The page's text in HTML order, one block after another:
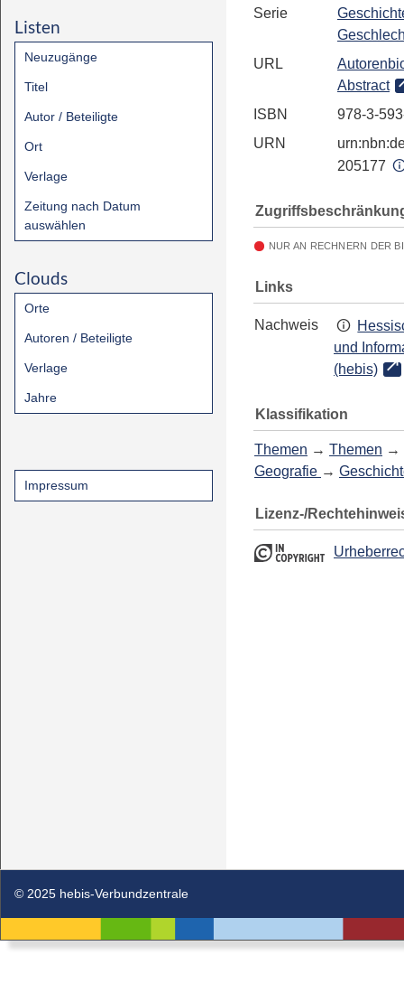
Listen
Neuzugänge
Titel
Autor / Beteiligte
Ort
Verlage
Zeitung nach Datum
auswählen
Clouds
Orte
Autoren / Beteiligte
Verlage
Jahre
Impressum
Serie
URL
Abstract
ISBN
978-3-
URN
205177
NUR AN RECHNERN DER
Links
Nachweis
und
(hebis)
Klassifikation
Themen → Themen →
Geografie →
Lizenz-/
© 2025 hebis-Verbundzentrale